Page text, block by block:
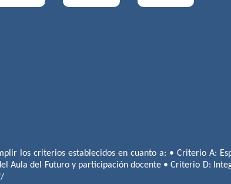
los criterios establecidos en cuanto a: • Criterio A:
Aula del Futuro y participación docente • Criterio D: